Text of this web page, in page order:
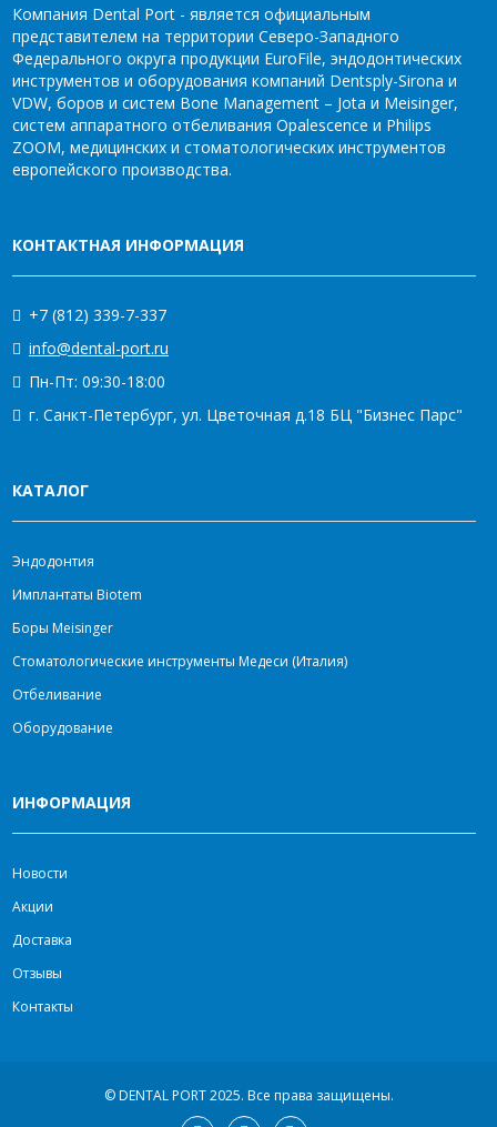
Компания Dental Port - является официальным
представителем на территории Северо-Западного
Федерального округа продукции EuroFile, эндодонтических
инструментов и оборудования компаний Dentsply-Sirona и
VDW, боров и систем Bone Management – Jota и Meisinger,
систем аппаратного отбеливания Opalescence и Philips
ZOOM, медицинских и стоматологических инструментов
европейского производства.
КОНТАКТНАЯ ИНФОРМАЦИЯ
+7 (812) 339-7-337
info@dental-port.ru
Пн-Пт: 09:30-18:00
г. Санкт-Петербург, ул. Цветочная д.18 БЦ "Бизнес Парс"
КАТАЛОГ
Эндодонтия
Имплантаты Biotem
Боры Meisinger
Стоматологические инструменты Медеси (Италия)
Отбеливание
Оборудование
ИНФОРМАЦИЯ
Новости
Акции
Доставка
Отзывы
Контакты
© DENTAL PORT 2025. Все права защищены.